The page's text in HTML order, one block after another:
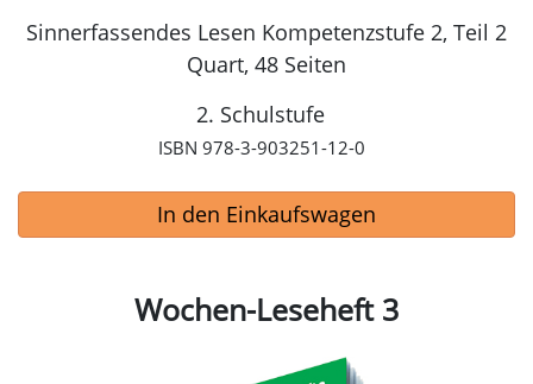
Nacht Könige Welt und Wetter und vieles mehr
Sinnerfassendes Lesen Kompetenzstufe 2, Teil 2
Quart, 48 Seiten
2. Schulstufe
ISBN 978-3-903251-12-0
In den Einkaufswagen
Wochen-Leseheft 3